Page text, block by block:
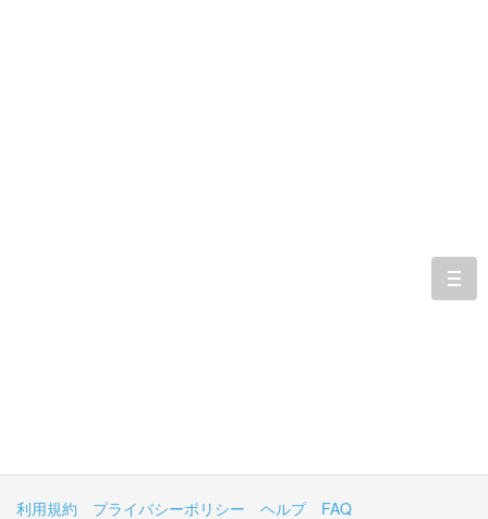
利用規約 プライバシーポリシー ヘルプ FAQ